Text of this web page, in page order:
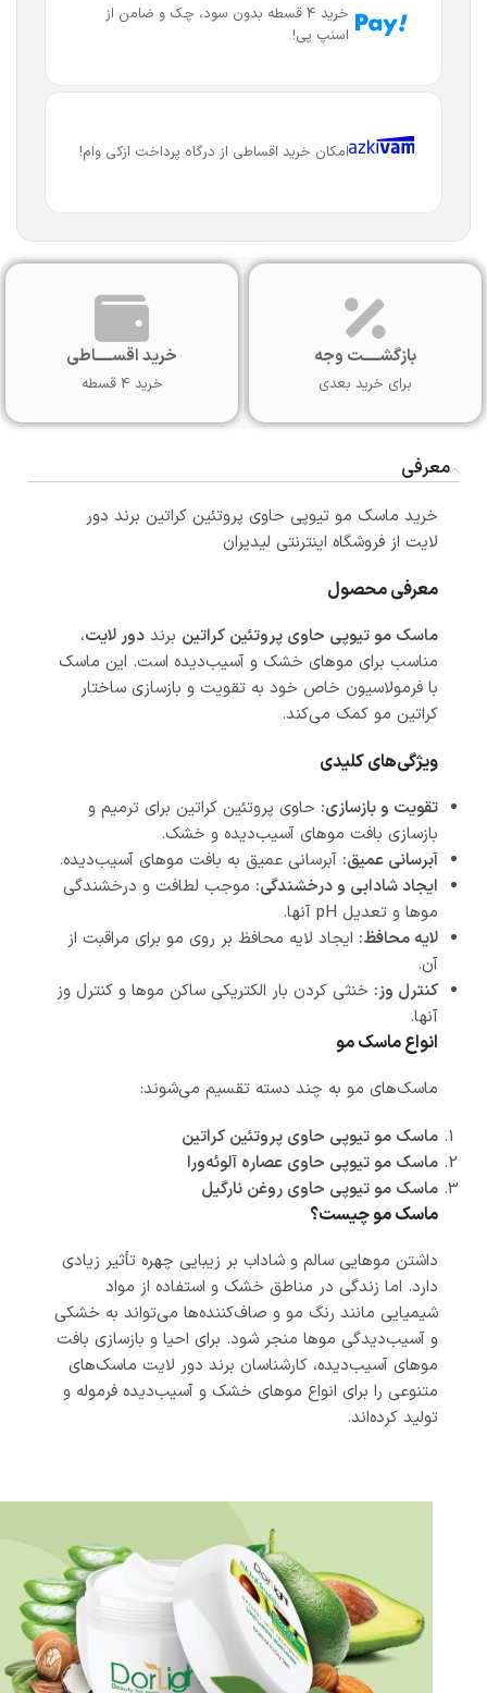
خرید 4 قسطه بدون سود، چک و ضامن از
اسنپ پی!
امکان خرید اقساطی از درگاه پرداخت ازکی وام!
بازگشـــــت وجه
برای خرید بعدی
خرید اقســـــاطی
خرید 4 قسطه
معرفی
خرید ماسک مو تیوپی حاوی پروتئین کراتین برند دور
لایت از فروشگاه اینترنتی لیدیران
معرفی محصول
ماسک مو تیوپی حاوی پروتئین کراتین برند دور لایت،
مناسب برای موهای خشک و آسیب‌دیده است. این ماسک
با فرمولاسیون خاص خود به تقویت و بازسازی ساختار
کراتین مو کمک می‌کند.
ویژگی‌های کلیدی
تقویت و بازسازی: حاوی پروتئین کراتین برای ترمیم و
بازسازی بافت موهای آسیب‌دیده و خشک.
آبرسانی عمیق: آبرسانی عمیق به بافت موهای آسیب‌دیده.
ایجاد شادابی و درخشندگی: موجب لطافت و درخشندگی
موها و تعدیل pH آنها.
لایه محافظ: ایجاد لایه محافظ بر روی مو برای مراقبت از
آن.
کنترل وز: خنثی کردن بار الکتریکی ساکن موها و کنترل وز
آنها.
انواع ماسک مو
ماسک‌های مو به چند دسته تقسیم می‌شوند:
ماسک مو تیوپی حاوی پروتئین کراتین
ماسک مو تیوپی حاوی عصاره آلوئه‌ورا
ماسک مو تیوپی حاوی روغن نارگیل
ماسک مو چیست؟
داشتن موهایی سالم و شاداب بر زیبایی چهره تأثیر زیادی
دارد. اما زندگی در مناطق خشک و استفاده از مواد
شیمیایی مانند رنگ مو و صاف‌کننده‌ها می‌تواند به خشکی
و آسیب‌دیدگی موها منجر شود. برای احیا و بازسازی بافت
موهای آسیب‌دیده، کارشناسان برند دور لایت ماسک‌های
متنوعی را برای انواع موهای خشک و آسیب‌دیده فرموله و
تولید کرده‌اند.